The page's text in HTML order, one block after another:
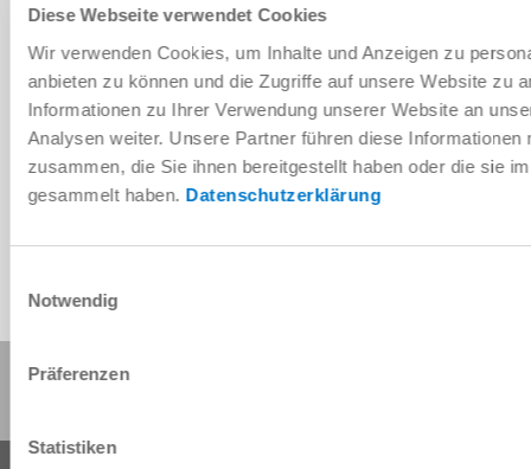
Diese Webseite verwendet Cookies
Wir verwenden Cookies, um Inhalte und Anzeigen zu
anbieten zu können und die Zugriffe auf unsere Website zu
Informationen zu Ihrer Verwendung unserer Website an
Analysen weiter. Unsere Partner führen diese
zusammen, die Sie ihnen bereitgestellt haben oder die sie
gesammelt haben. Datenschutzerklärung
Notwendig
Präferenzen
Statistiken
Télécharger les données de CAO
Télécharger